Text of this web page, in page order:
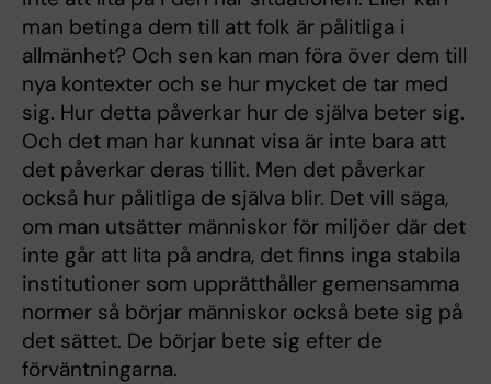
man betinga dem till att folk är pålitliga i
allmänhet? Och sen kan man föra över dem till
nya kontexter och se hur mycket de tar med
sig. Hur detta påverkar hur de själva beter sig.
Och det man har kunnat visa är inte bara att
det påverkar deras tillit. Men det påverkar
också hur pålitliga de själva blir. Det vill säga,
om man utsätter människor för miljöer där det
inte går att lita på andra, det finns inga stabila
institutioner som upprätthåller gemensamma
normer så börjar människor också bete sig på
det sättet. De börjar bete sig efter de
förväntningarna.